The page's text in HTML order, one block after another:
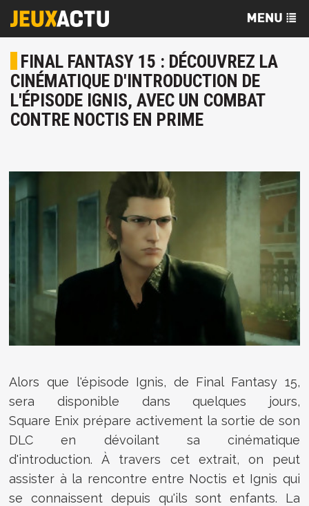
FINAL FANTASY 15 : DÉCOUVREZ LA
CINÉMATIQUE D'INTRODUCTION DE
L'ÉPISODE IGNIS, AVEC UN COMBAT
CONTRE NOCTIS EN PRIME
Alors que l'épisode Ignis, de Final Fantasy 15,
sera disponible dans quelques jours,
Square Enix prépare activement la sortie de son
DLC en dévoilant sa cinématique
d'introduction. À travers cet extrait, on peut
assister à la rencontre entre Noctis et Ignis qui
se connaissent depuis qu'ils sont enfants. La